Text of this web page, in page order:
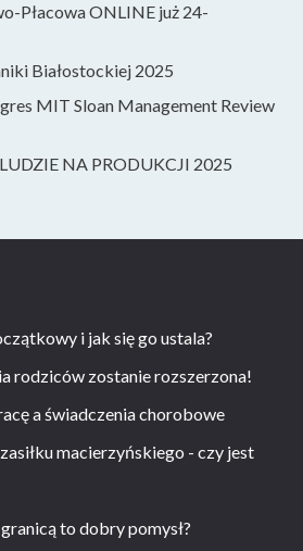
Płacowa ONLINE już 24-
Białostockiej 2025
MIT Sloan Management Review
NA PRODUKCJI 2025
i jak się go ustala?
rodziców zostanie rozszerzona!
a świadczenia chorobowe
macierzyńskiego - czy jest
to dobry pomysł?